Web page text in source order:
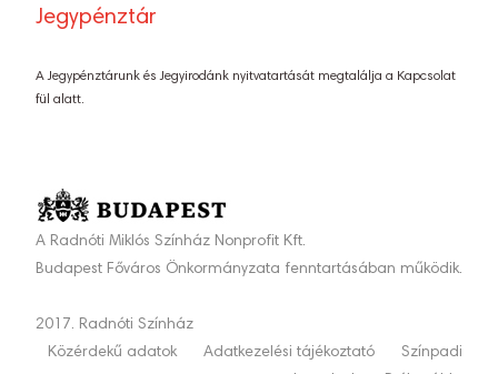
Jegypénztár
A Jegypénztárunk és Jegyirodánk nyitvatartását megtalálja a Kapcsolat
fül alatt.
A Radnóti Miklós Színház Nonprofit Kft.
Budapest Főváros Önkormányzata fenntartásában működik.
2017. Radnóti Színház
Közérdekű adatok
Adatkezelési tájékoztató
Színpadi